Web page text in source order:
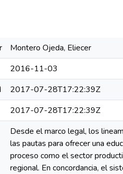
Montero Ojeda, Eliecer
2016-11-03
2017-07-28T17:22:39Z
2017-07-28T17:22:39Z
Desde el marco legal, los
las pautas para ofrecer una
proceso como el sector
regional. En concordancia, el